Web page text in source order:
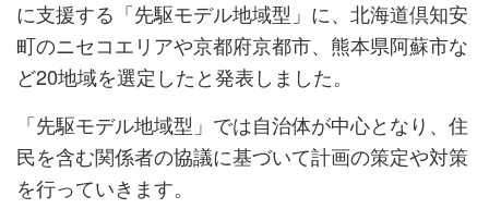
に支援する「先駆モデル地域型」に、北海道倶知安
町のニセコエリアや京都府京都市、熊本県阿蘇市な
ど20地域を選定したと発表しました。
「先駆モデル地域型」では自治体が中心となり、住
民を含む関係者の協議に基づいて計画の策定や対策
を行っていきます。